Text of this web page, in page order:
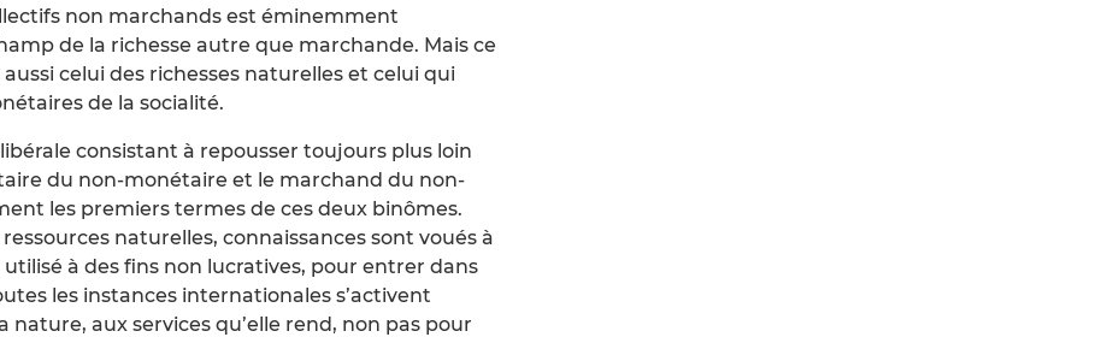
non marchands est éminemment
de la richesse autre que marchande. Mais ce
celui des richesses naturelles et celui qui
de la socialité.
consistant à repousser toujours plus loin
du non-monétaire et le marchand du non-
les premiers termes de ces deux binômes.
naturelles, connaissances sont voués à
à des fins non lucratives, pour entrer dans
les instances internationales s’activent
aux services qu’elle rend, non pas pour